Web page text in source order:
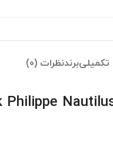
برندنظرات (0)